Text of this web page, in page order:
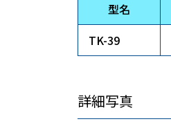
型名
TK-39
詳細写真